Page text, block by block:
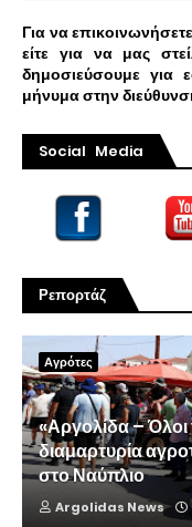
Για να
είτε για να μας
δημοσιεύσουμε για
μήνυμα στην
Social Media
Ρεπορτάζ
Αγρότες
«Αργολίδα – Όλοι
διαμαρτυρία
στο Ναύπλιο
Argolidas News